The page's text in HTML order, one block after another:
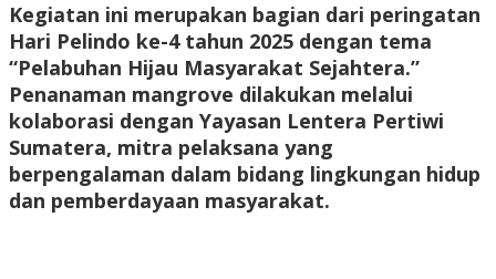
Kegiatan ini merupakan bagian dari peringatan
Hari Pelindo ke-4 tahun 2025 dengan tema
“Pelabuhan Hijau Masyarakat Sejahtera.”
Penanaman mangrove dilakukan melalui
kolaborasi dengan Yayasan Lentera Pertiwi
Sumatera, mitra pelaksana yang
berpengalaman dalam bidang lingkungan hidup
dan pemberdayaan masyarakat.